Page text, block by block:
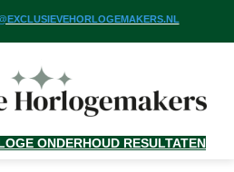
ONDERHOUD RESULTATEN